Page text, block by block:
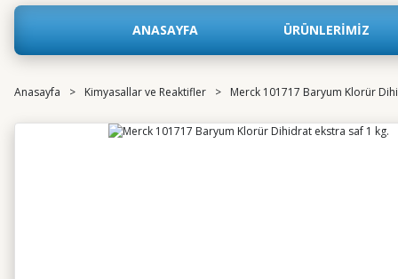
ANASAYFA ÜRÜNLERİMİZ
Anasayfa Kimyasallar ve Reaktifler Merck 101717 Baryum Klorür